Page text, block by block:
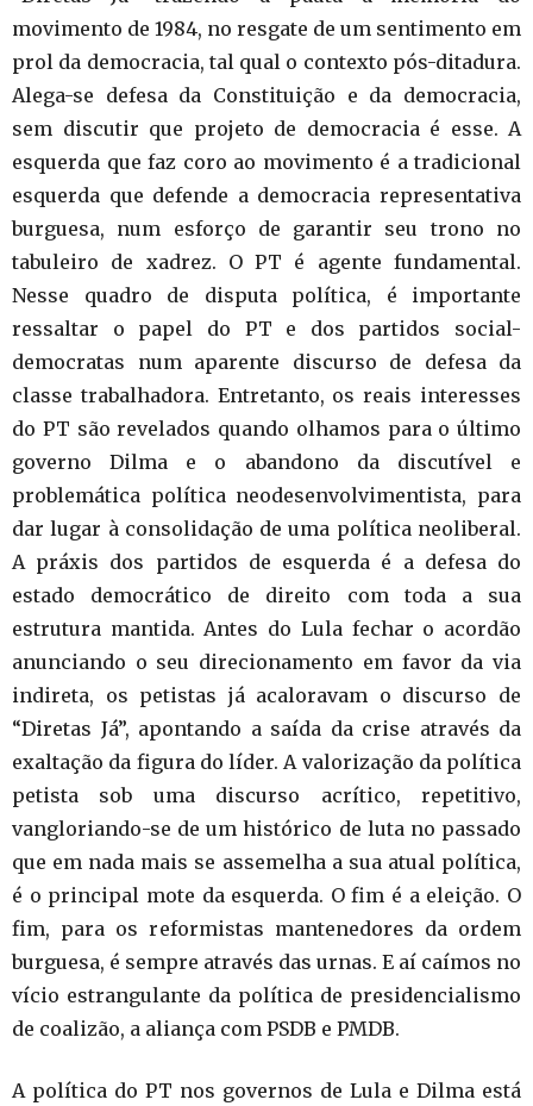
movimento de 1984, no resgate de um sentimento em
prol da democracia, tal qual o contexto pós-ditadura.
Alega-se defesa da Constituição e da democracia,
sem discutir que projeto de democracia é esse. A
esquerda que faz coro ao movimento é a tradicional
esquerda que defende a democracia representativa
burguesa, num esforço de garantir seu trono no
tabuleiro de xadrez. O PT é agente fundamental.
Nesse quadro de disputa política, é importante
ressaltar o papel do PT e dos partidos social-
democratas num aparente discurso de defesa da
classe trabalhadora. Entretanto, os reais interesses
do PT são revelados quando olhamos para o último
governo Dilma e o abandono da discutível e
problemática política neodesenvolvimentista, para
dar lugar à consolidação de uma política neoliberal.
A práxis dos partidos de esquerda é a defesa do
estado democrático de direito com toda a sua
estrutura mantida. Antes do Lula fechar o acordão
anunciando o seu direcionamento em favor da via
indireta, os petistas já acaloravam o discurso de
“Diretas Já”, apontando a saída da crise através da
exaltação da figura do líder. A valorização da política
petista sob uma discurso acrítico, repetitivo,
vangloriando-se de um histórico de luta no passado
que em nada mais se assemelha a sua atual política,
é o principal mote da esquerda. O fim é a eleição. O
fim, para os reformistas mantenedores da ordem
burguesa, é sempre através das urnas. E aí caímos no
vício estrangulante da política de presidencialismo
de coalizão, a aliança com PSDB e PMDB.
A política do PT nos governos de Lula e Dilma está